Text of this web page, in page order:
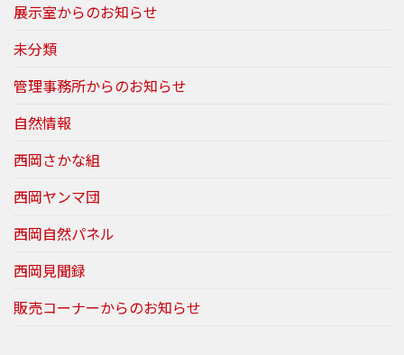
展示室からのお知らせ
未分類
管理事務所からのお知らせ
自然情報
西岡さかな組
西岡ヤンマ団
西岡自然パネル
西岡見聞録
販売コーナーからのお知らせ